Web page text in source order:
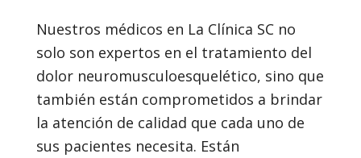
Nuestros médicos en La Clínica SC no
solo son expertos en el tratamiento del
dolor neuromusculoesquelético, sino que
también están comprometidos a brindar
la atención de calidad que cada uno de
sus pacientes necesita. Están